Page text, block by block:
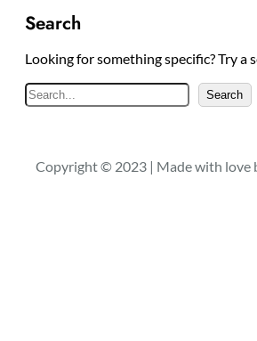
Search
Looking for something specific? Try a
e
c
Search
Copyright © 2023 | Made with love